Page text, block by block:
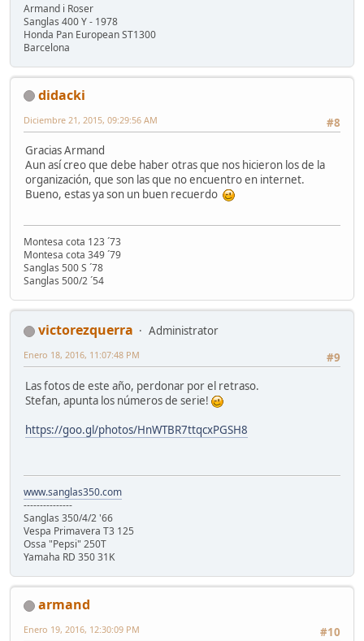
Armand i Roser
Sanglas 400 Y - 1978
Honda Pan European ST1300
Barcelona
didacki
#8
Diciembre 21, 2015, 09:29:56 AM
Gracias Armand
Aun así creo que debe haber otras que nos hicieron los de la
organización, que son las que no encuentro en internet.
Bueno, estas ya son un buen recuerdo
Montesa cota 123 ´73
Montesa cota 349 ´79
Sanglas 500 S ´78
Sanglas 500/2 ´54
victorezquerra
Administrator
#9
Enero 18, 2016, 11:07:48 PM
Las fotos de este año, perdonar por el retraso.
Stefan, apunta los números de serie!
https://goo.gl/photos/HnWTBR7ttqcxPGSH8
www.sanglas350.com
---------------
Sanglas 350/4/2 '66
Vespa Primavera T3 125
Ossa "Pepsi" 250T
Yamaha RD 350 31K
armand
#10
Enero 19, 2016, 12:30:09 PM